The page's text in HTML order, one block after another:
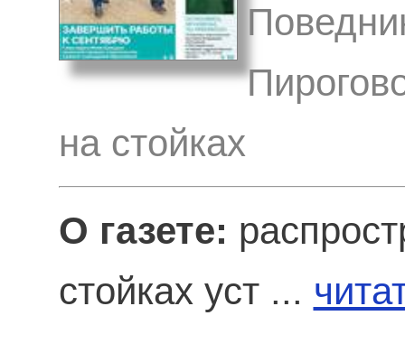
на стойках
О газете:
стойках уст ...